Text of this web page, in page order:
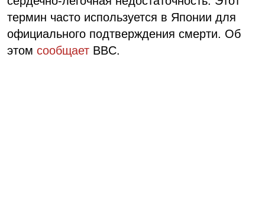
термин часто используется в Японии для
официального подтверждения смерти. Об
этом сообщает BBC.